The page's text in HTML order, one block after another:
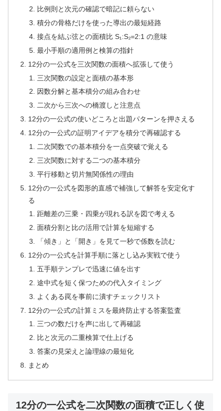
比例則と次元の確認で暗記に頼らない
積分の骨格だけを使った導出の最短経路
接点を結ぶ弦との面積比 S₁:S₂=2:1 の意味
最小手順の適用例と検算の指針
12分の一公式を三次関数の面積へ拡張して使う
三次関数の設定と面積の基本形
因数分解と基本積分の組み合わせ
二次から三次への橋渡しと注意点
12分の一公式の使いどころと出題パターンを押さえる
12分の一公式の証明アイデアを積分で再確認する
二次関数での基本積分を一点突破で覚える
三次関数に対する二つの基本積分
平行移動と切片無関係性の理由
12分の一公式を図形的直感で補強して解答を安定化す
る
距離差の三乗・四乗が現れる訳を図で考える
面積分割と比の活用で計算を短縮する
「傾き」と「開き」を見て一秒で係数を読む
12分の一公式を計算手順に落とし込み実戦で使う
五手順テンプレで迅速に値を出す
途中式を短く保つための代入タイミング
よくある罠を事前に潰すチェックリスト
12分の一公式の計算ミスを最終防止する答案監査
三つの数だけを声に出して再確認
比と次元の二重検算で仕上げる
答案の見栄えと論理線の最短化
まとめ
12分の一公式を二次関数の面積で正しく使